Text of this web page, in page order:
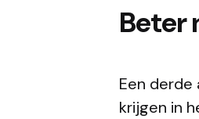
Beter
Een
krijgen in